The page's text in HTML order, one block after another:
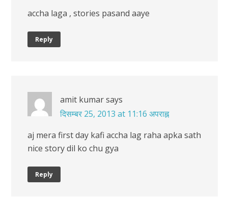
accha laga , stories pasand aaye
Reply
amit kumarsays
दिसम्बर 25, 2013 at 11:16 अपराह्न
aj mera first day kafi accha lag raha apka sath
nice story dil ko chu gya
Reply